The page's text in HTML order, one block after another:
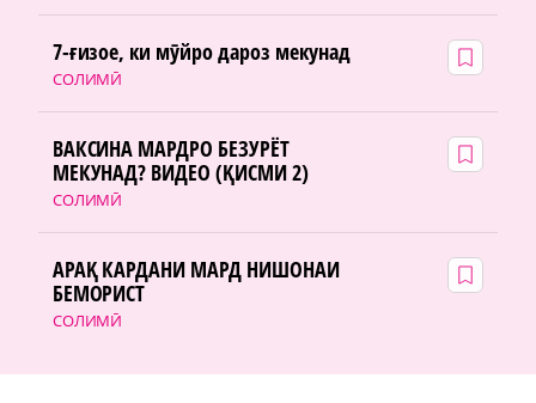
СОЛИМӢ
7-ғизое, ки мӯйро дароз мекунад
СОЛИМӢ
ВАКСИНА МАРДРО БЕЗУРЁТ
МЕКУНАД? ВИДЕО (ҚИСМИ 2)
СОЛИМӢ
АРАҚ КАРДАНИ МАРД НИШОНАИ
БЕМОРИСТ